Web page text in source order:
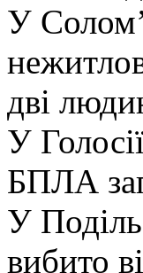
У
дві
У
БПЛА
У
вибито